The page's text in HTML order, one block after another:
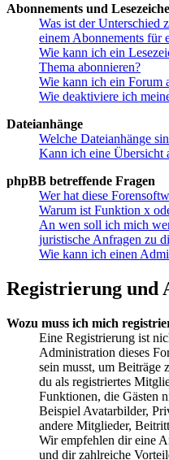
Abonnements und
Was ist der Unterschied
einem Abonnements für
Wie kann ich ein
Thema abonnieren?
Wie kann ich ein Forum
Wie deaktiviere ich
Dateianhänge
Welche Dateianhänge
Kann ich eine Übersicht
phpBB betreffende Fragen
Wer hat diese
Warum ist Funktion x
An wen soll ich mich
juristische Anfragen zu
Wie kann ich einen
Registrierung und
Wozu muss ich mich
Eine Registrierung ist
Administration dieses
sein musst, um Beiträge
du als registriertes
Funktionen, die Gästen
Beispiel Avatarbilder,
andere Mitglieder,
Wir empfehlen dir eine
und dir zahlreiche